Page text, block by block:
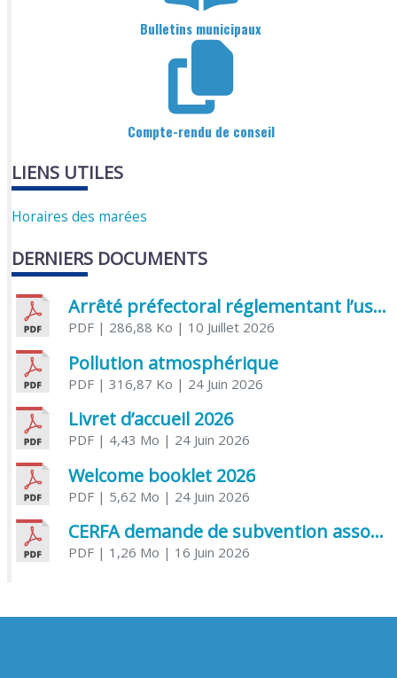
Bulletins municipaux
Compte-rendu de conseil
LIENS UTILES
Horaires des marées
DERNIERS DOCUMENTS
Arrêté préfectoral réglementant l’usage de l’eau
PDF| 286,88 Ko | 10 Juillet 2026
Pollution atmosphérique
PDF| 316,87 Ko | 24 Juin 2026
Livret d’accueil 2026
PDF| 4,43 Mo | 24 Juin 2026
Welcome booklet 2026
PDF| 5,62 Mo | 24 Juin 2026
CERFA demande de subvention association
PDF| 1,26 Mo | 16 Juin 2026